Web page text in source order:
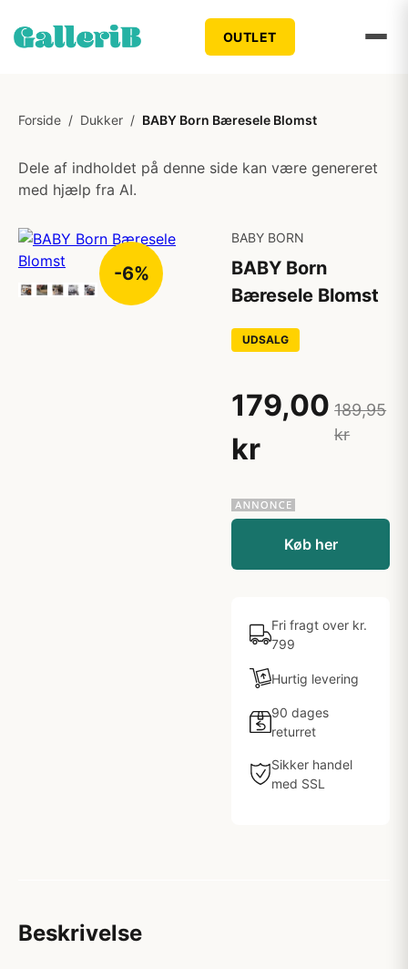
OUTLET
Forside / Dukker / BABY Born Bæresele Blomst
Dele af indholdet på denne side kan være genereret
med hjælp fra AI.
-6%
BABY BORN
BABY Born
Bæresele Blomst
UDSALG
179,00
kr
189,95
kr
Køb her
Fri fragt over kr.
799
Hurtig levering
90 dages
returret
Sikker handel
med SSL
Beskrivelse